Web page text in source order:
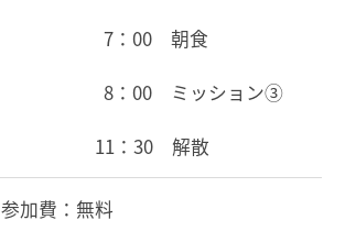
7：00 朝食
8：00 ミッション③
11：30 解散
参加費：無料